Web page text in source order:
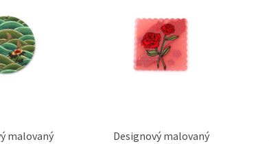
malovaný
Designový malovaný